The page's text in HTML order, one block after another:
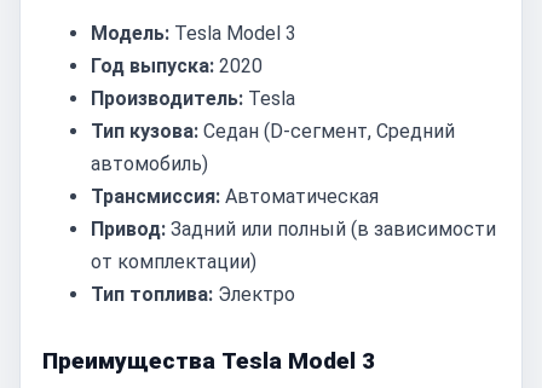
Модель: Tesla Model 3
Год выпуска: 2020
Производитель: Tesla
Тип кузова: Седан (D-сегмент, Средний
автомобиль)
Трансмиссия: Автоматическая
Привод: Задний или полный (в зависимости
от комплектации)
Тип топлива: Электро
Преимущества Tesla Model 3